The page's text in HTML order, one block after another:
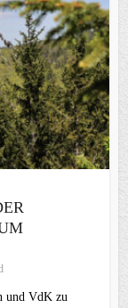
und VdK zu